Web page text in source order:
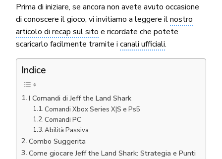
Prima di iniziare, se ancora non avete avuto occasione
di conoscere il gioco, vi invitiamo a leggere ilnostro
articolo di recap sul sito e ricordate che potete
scaricarlo facilmente tramite icanali ufficiali.
Indice
I Comandi di Jeff the Land Shark
Comandi Xbox Series X|S e Ps5
Comandi PC
Abilità Passiva
Combo Suggerita
Come giocare Jeff the Land Shark: Strategia e Punti